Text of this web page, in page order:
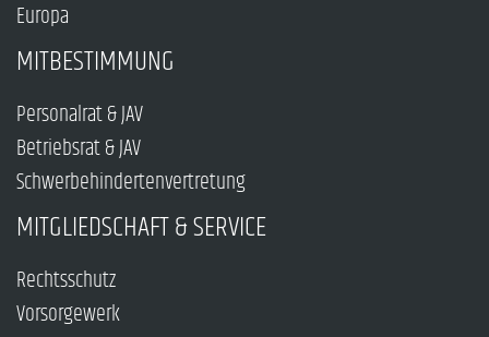
Europa
MITBESTIMMUNG
Personalrat & JAV
Betriebsrat & JAV
Schwerbehindertenvertretung
MITGLIEDSCHAFT & SERVICE
Rechtsschutz
Vorsorgewerk